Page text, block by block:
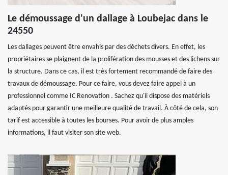
Le démoussage d'un dallage à Loubejac dans le
24550
Les dallages peuvent être envahis par des déchets divers. En effet, les
propriétaires se plaignent de la prolifération des mousses et des lichens sur
la structure. Dans ce cas, il est très fortement recommandé de faire des
travaux de démoussage. Pour ce faire, vous devez faire appel à un
professionnel comme IC Renovation . Sachez qu'il dispose des matériels
adaptés pour garantir une meilleure qualité de travail. À côté de cela, son
tarif est accessible à toutes les bourses. Pour avoir de plus amples
informations, il faut visiter son site web.